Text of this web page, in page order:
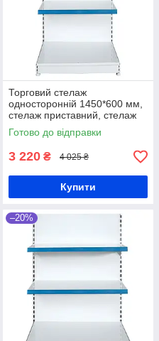
Торговий стелаж
односторонній 1450*600 мм,
стелаж приставний, стелаж
під косметику, стелаж для
промислових товарів
Готово до відправки
3 220 ₴ 4 025 ₴
Купити
–20%